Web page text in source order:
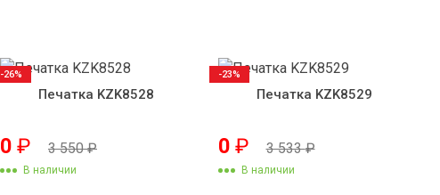
Печатка KZK8528
0 ₽ 3 550₽
В наличии
-26%
Печатка KZK8529
0 ₽ 3 533₽
В наличии
-23%